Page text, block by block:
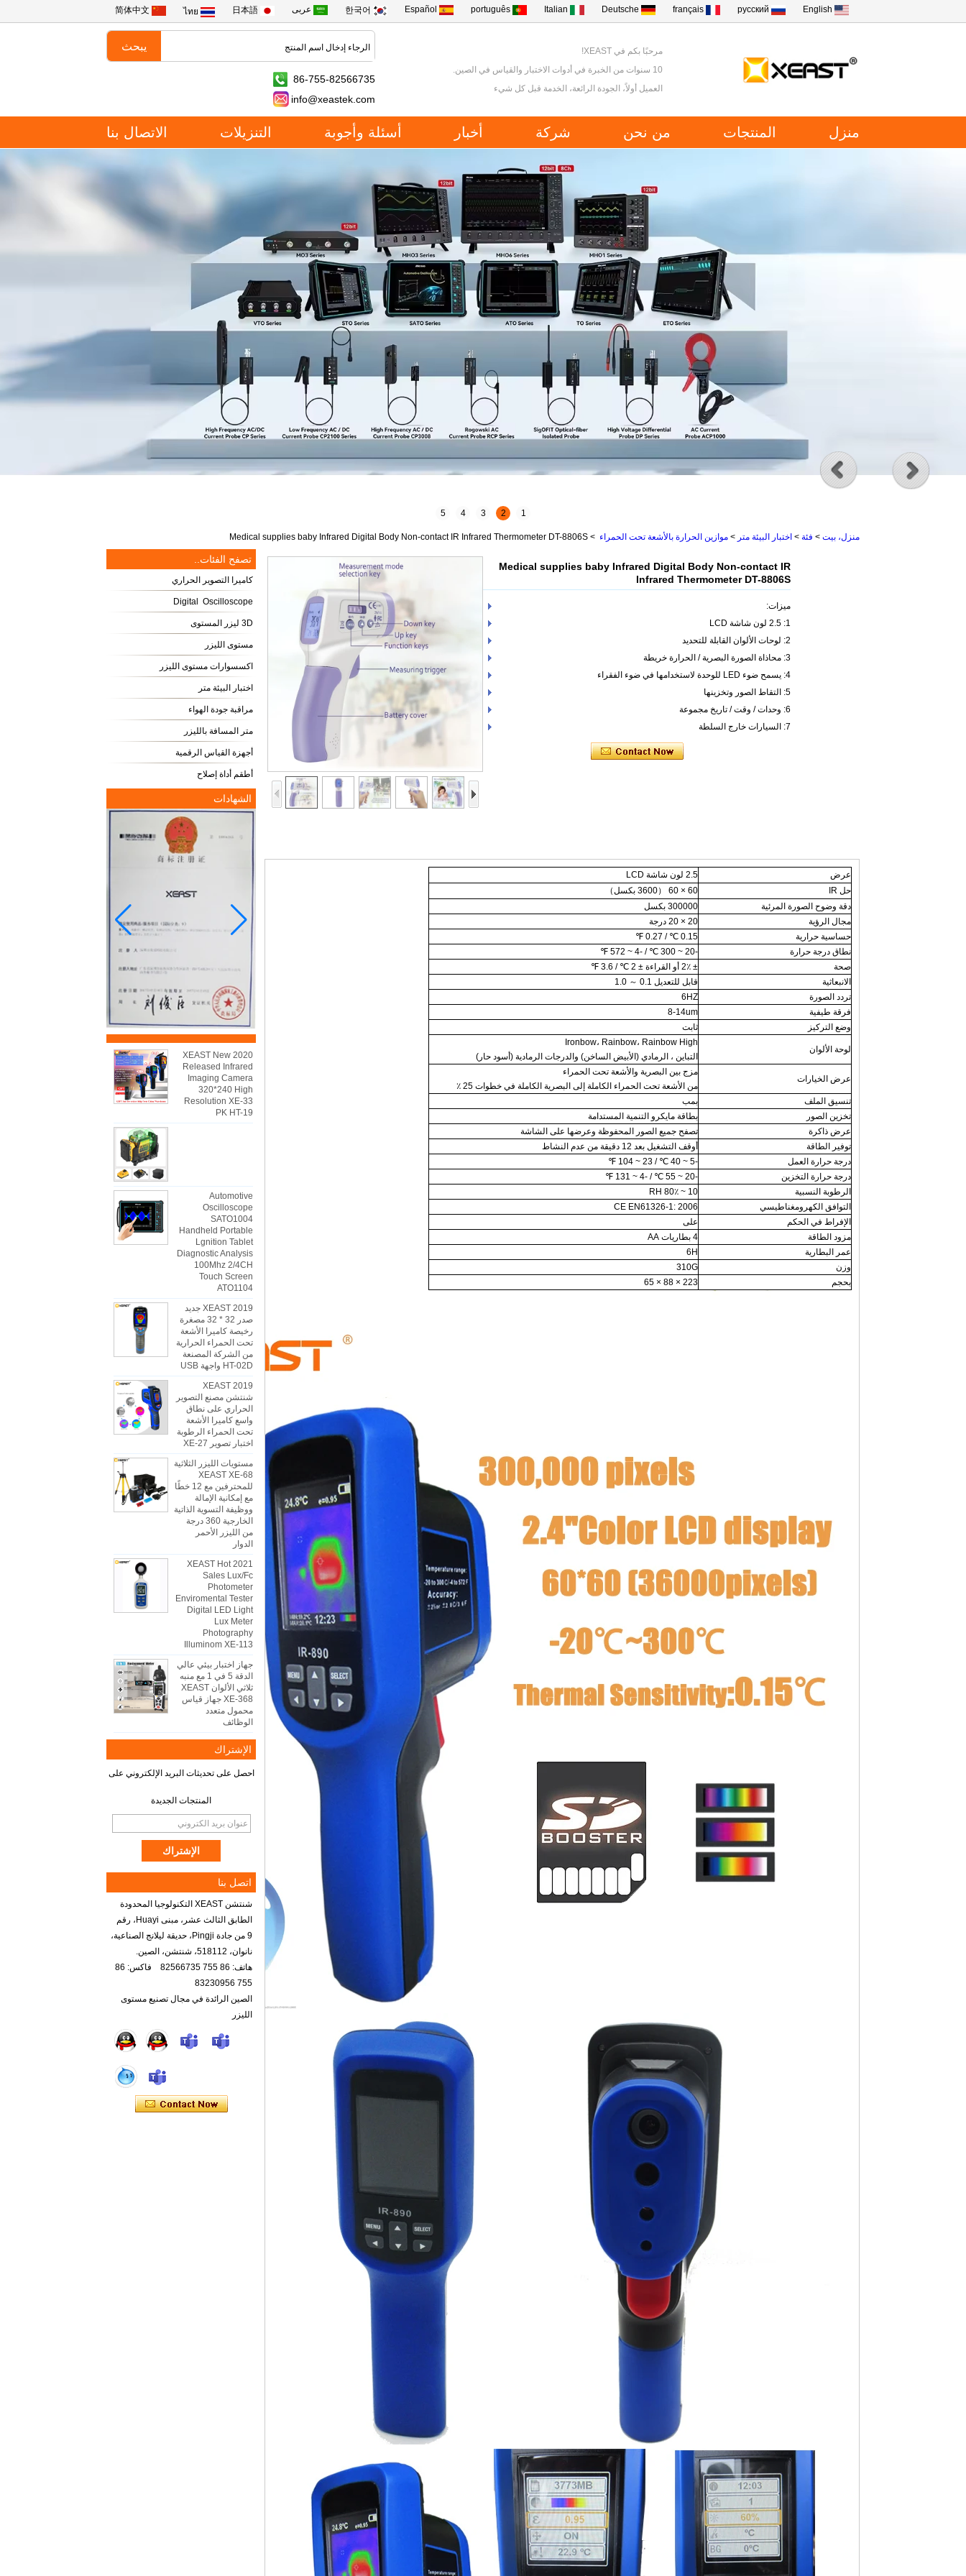
English
русский
français
Deutsche
Italian
português
Español
한국어 عربى 日本語
ไทย
简体中文
مرحبًا بكم في XEAST!
10 سنوات من الخبرة في أدوات الاختبار والقياس في الصين.
العميل أولاً، الجودة الرائعة، الخدمة قبل كل شيء
86-755-82566735
info@xeastek.com
منزل المنتجات من نحن شركة أخبار أسئلة وأجوبة التنزيلات الاتصال بنا
1
2
3
4
5
منزل، بيت > فئة > اختبار البيئة متر > موازين الحرارة بالأشعة تحت الحمراء >
Medical supplies baby Infrared Digital Body Non-contact IR Infrared Thermometer DT-8806S
تصفح الفئات..
كاميرا التصوير الحراري
Digital Oscilloscope
3D ليزر المستوى
مستوى الليزر
اكسسوارات مستوى الليزر
اختبار البيئة متر
مراقبة جودة الهواء
متر المسافة بالليزر
أجهزة القياس الرقمية
أطقم أداة إصلاح
الشهادات
2020 XEAST New
Released Infrared
Imaging Camera
320*240 High
Resolution XE-33
PK HT-19
Automotive
Oscilloscope
SATO1004
Handheld Portable
Lgnition Tablet
Diagnostic Analysis
100Mhz 2/4CH
Touch Screen
ATO1104
2019 XEAST جديد
صدر 32 * 32 مصغرة
رخيصة كاميرا الأشعة
تحت الحمراء الحرارية
من الشركة المصنعة
HT-02D واجهة USB
2019 XEAST
شنتشن مصنع التصوير
الحراري على نطاق
واسع كاميرا الأشعة
تحت الحمراء الرطوبة
اختبار تصوير XE-27
مستويات الليزر الثلاثية
XEAST XE-68
للمحترفين مع 12 خطًا
مع إمكانية الإمالة
ووظيفة التسوية الذاتية
الخارجية 360 درجة
من الليزر الأحمر
الدوار
2021 XEAST Hot
Sales Lux/Fc
Photometer
Enviromental Tester
Digital LED Light
Lux Meter
Photography
Illuminom XE-113
جهاز اختبار بيئي عالي
الدقة 5 في 1 مع منبه
ثلاثي الألوان XEAST
XE-368 جهاز قياس
محمول متعدد
الوظائف
الإشتراك
احصل على تحديثات البريد الإلكتروني على
المنتجات الجديدة
اتصل بنا
شنتشن XEAST التكنولوجيا المحدودة
الطابق الثالث عشر، مبنى Huayi، رقم
9 من جادة Pingji، حديقة ليلانج الصناعية،
نانوان، 518112، شنتشن، الصين.
هاتف: 86 755 82566735 فاكس: 86
755 83230956
الصين الرائدة في مجال تصنيع مستوى
الليزر
Medical supplies baby Infrared Digital Body Non-contact IR
Infrared Thermometer DT-8806S
ميزات:
1: 2.5 لون شاشة LCD
2: لوحات الألوان القابلة للتحديد
3: محاذاة الصورة البصرية / الحرارة خريطة
4: يسمح ضوء LED للوحدة لاستخدامها في ضوء الفقراء
5: التقاط الصور وتخزينها
6: وحدات / وقت / تاريخ مجموعة
7: السيارات خارج السلطة
عرض
2.5 لون شاشة LCD
حل IR
60 × 60 （3600 بكسل）
دقة وضوح الصورة المرئية
300000 بكسل
مجال الرؤية
20 × 20 درجة
حساسية حرارية
0.15 ℃ / 0.27 ℉
نطاق درجة حرارة
-20 ~ 300 ℃ / -4 ~ 572 ℉
صحة
± 2٪ أو القراءة ± 2 ℃ / 3.6 ℉
الانبعاثية
قابل للتعديل 0.1 ～ 1.0
تردد الصورة
6HZ
فرقة طيفية
8-14um
وضع التركيز
ثابت
لوحة الألوان
Ironbow، Rainbow، Rainbow High
التباين ، الرمادي (الأبيض الساخن) والدرجات الرمادية (أسود حار)
عرض الخيارات
مزج بين البصرية والأشعة تحت الحمراء
من الأشعة تحت الحمراء الكاملة إلى البصرية الكاملة في خطوات 25 ٪
تنسيق الملف
بمب
تخزين الصور
بطاقة مايكرو التنمية المستدامة
عرض ذاكرة
تصفح جميع الصور المحفوظة وعرضها على الشاشة
توفير الطاقة
أوقف التشغيل بعد 12 دقيقة من عدم النشاط
درجة حرارة العمل
-5 ~ 40 ℃ / 23 ~ 104 ℉
درجة حرارة التخزين
-20 ~ 55 ℃ / -4 ~ 131 ℉
الرطوبة النسبية
10 ~ 80٪ RH
التوافق الكهرومغناطيسي
CE EN61326-1: 2006
الإفراط في الحكم
على
مزود الطاقة
4 بطاريات AA
عمر البطارية
6H
وزن
310G
بحجم
223 × 88 × 65